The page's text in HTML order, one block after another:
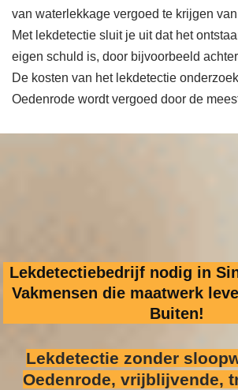
van waterlekkage vergoed te krijgen
Met lekdetectie sluit je uit dat het
eigen schuld is, door bijvoorbeeld
De kosten van het lekdetectie
Oedenrode wordt vergoed door de
Lekdetectiebedrijf nodig in
Vakmensen die maatwerk
Buiten!
Lekdetectie zonder
Oedenrode, vrijblijvende,